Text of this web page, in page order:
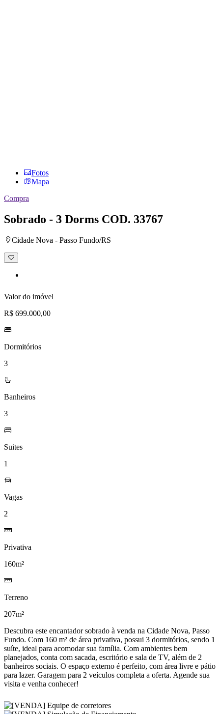
Fotos
Mapa
Compra
Sobrado - 3 Dorms COD. 33767
Cidade Nova - Passo Fundo/RS
Adicionar
à
Valor do imóvel
R$ 699.000,00
Dormitórios
3
Banheiros
3
Suites
1
Vagas
2
Privativa
160m²
Terreno
207m²
Descubra este encantador sobrado à venda na Cidade Nova, Passo
Fundo. Com 160 m² de área privativa, possui 3 dormitórios, sendo 1
suíte, ideal para acomodar sua família. Com ambientes bem
planejados, conta com sacada, escritório e sala de TV, além de 2
banheiros sociais. O espaço externo é perfeito, com área livre e pátio
para lazer. Garagem para 2 veículos completa a oferta. Agende sua
visita e venha conhecer!